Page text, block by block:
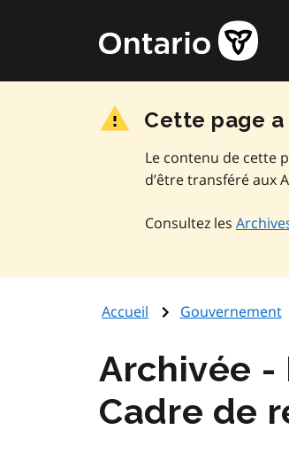
principal
Page
d'accueil
de
Cette page
Le contenu de cette
d’être transféré aux
Consultez les
Accueil Gouvernement
Cadre de